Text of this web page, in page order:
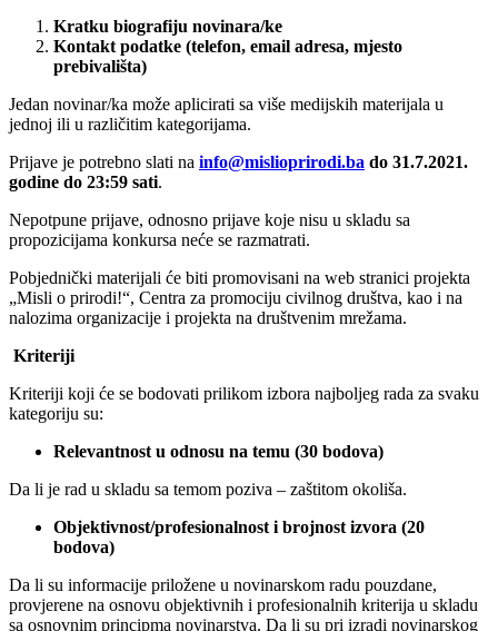
Kratku biografiju novinara/ke
Kontakt podatke (telefon, email adresa, mjesto
prebivališta)
Jedan novinar/ka može aplicirati sa više medijskih materijala u
jednoj ili u različitim kategorijama.
Prijave je potrebno slati na info@mislioprirodi.ba do 31.7.2021.
godine do 23:59 sati.
Nepotpune prijave, odnosno prijave koje nisu u skladu sa
propozicijama konkursa neće se razmatrati.
Pobjednički materijali će biti promovisani na web stranici projekta
„Misli o prirodi!“, Centra za promociju civilnog društva, kao i na
nalozima organizacije i projekta na društvenim mrežama.
Kriteriji
Kriteriji koji će se bodovati prilikom izbora najboljeg rada za svaku
kategoriju su:
Relevantnost u odnosu na temu (30 bodova)
Da li je rad u skladu sa temom poziva – zaštitom okoliša.
Objektivnost/profesionalnost i brojnost izvora (20
bodova)
Da li su informacije priložene u novinarskom radu pouzdane,
provjerene na osnovu objektivnih i profesionalnih kriterija u skladu
sa osnovnim principma novinarstva. Da li su pri izradi novinarskog